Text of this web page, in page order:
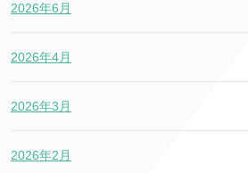
2026年6月
2026年4月
2026年3月
2026年2月